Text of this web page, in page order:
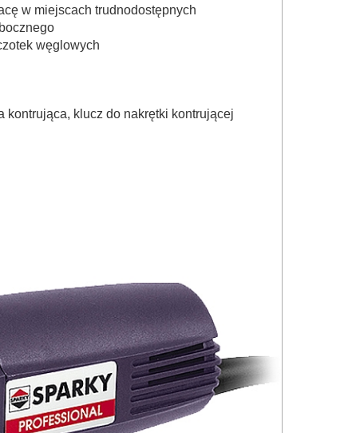
w miejscach trudnodostępnych
węglowych
kontrująca, klucz do nakrętki kontrującej